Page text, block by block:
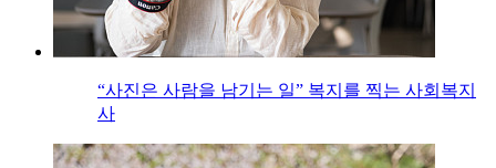
“사진은 사람을 남기는 일” 복지를 찍는 사회복지
사